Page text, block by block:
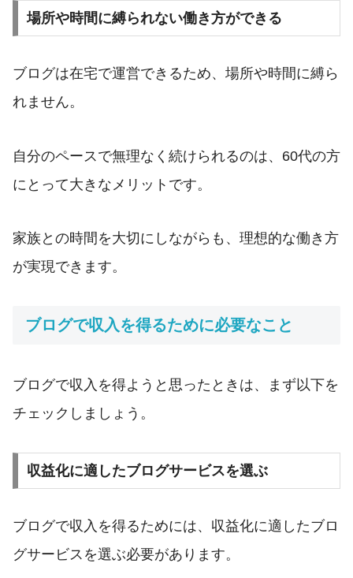
場所や時間に縛られない働き方ができる
ブログは在宅で運営できるため、場所や時間に縛ら
れません。
自分のペースで無理なく続けられるのは、60代の方
にとって大きなメリットです。
家族との時間を大切にしながらも、理想的な働き方
が実現できます。
ブログで収入を得るために必要なこと
ブログで収入を得ようと思ったときは、まず以下を
チェックしましょう。
収益化に適したブログサービスを選ぶ
ブログで収入を得るためには、収益化に適したブロ
グサービスを選ぶ必要があります。